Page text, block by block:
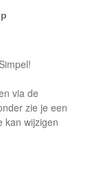
via de
zie je een
kan wijzigen